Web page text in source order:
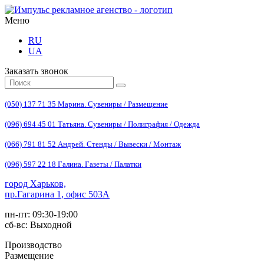
Меню
RU
UA
Заказать звонок
(050) 137 71 35 Марина. Сувениры / Размещение
(096) 694 45 01 Татьяна. Сувениры / Полиграфия / Одежда
(066) 791 81 52 Андрей. Стенды / Вывески / Монтаж
(096) 597 22 18 Галина. Газеты / Палатки
город Харьков,
пр.Гагарина 1, офис 503А
пн-пт: 09:30-19:00
сб-вс: Выходной
Производство
Размещение